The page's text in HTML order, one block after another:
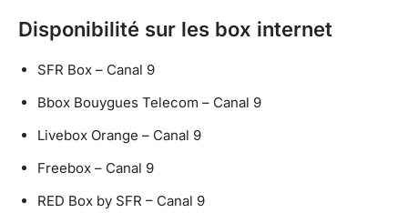
Disponibilité sur les box internet
SFR Box – Canal 9
Bbox Bouygues Telecom – Canal 9
Livebox Orange – Canal 9
Freebox – Canal 9
RED Box by SFR – Canal 9